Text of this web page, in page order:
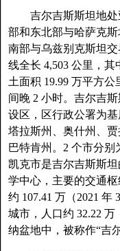
吉尔吉斯斯坦地处
部和东北部与哈萨克
南部与乌兹别克斯坦
线全长 4,503 公里，其
土面积 19.99 万平方
间晚 2 小时。吉尔吉
设区，区行政公署为基
塔拉斯州、奥什州、
巴特肯州。2 个市分
凯克市是吉尔吉斯斯
学中心，主要的交通
约 107.41 万（2021
城市，人口约 32.22
纳盆地中，被称作“吉